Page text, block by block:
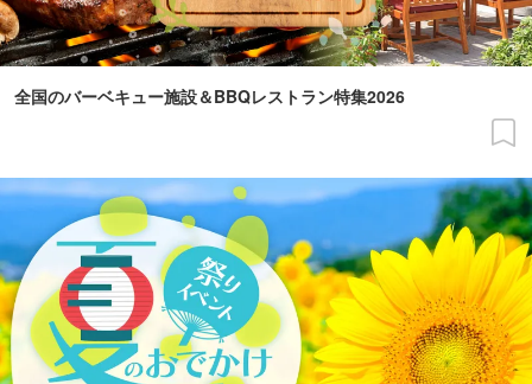
全国のバーベキュー施設＆BBQレストラン特集2026